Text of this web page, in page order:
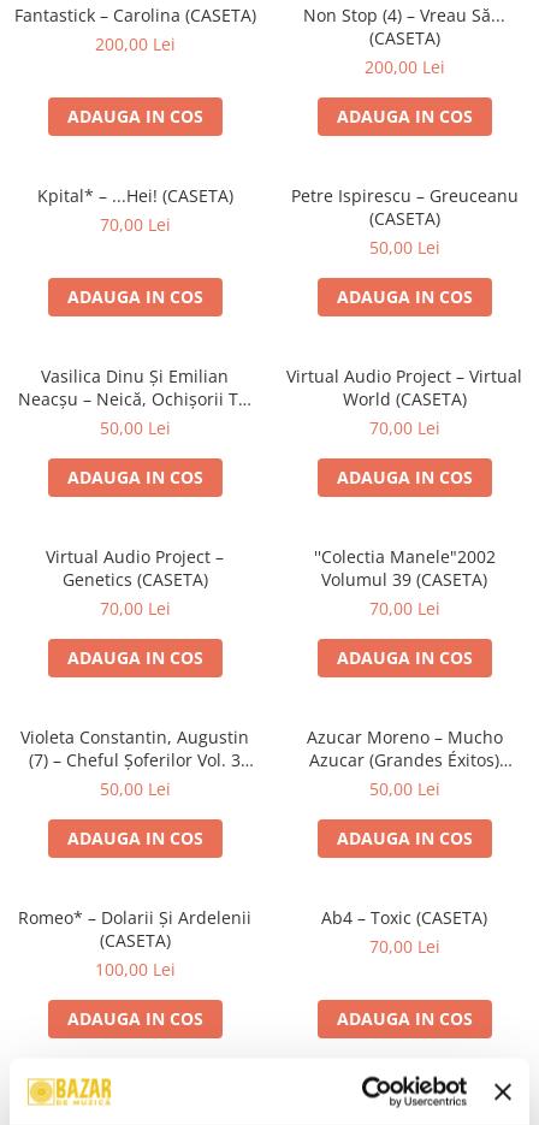
Viniluri Românești
Colecția Electrecord
Fantastick – Carolina (CASETA)
200,00 Lei
ADAUGA IN COS
Non Stop (4) – Vreau Să...
(CASETA)
200,00 Lei
ADAUGA IN COS
Kpital* – ...Hei! (CASETA)
70,00 Lei
ADAUGA IN COS
Petre Ispirescu – Greuceanu
(CASETA)
50,00 Lei
ADAUGA IN COS
Vasilica Dinu Și Emilian
Neacșu – Neică, Ochișorii Tăi
(CASETA)
50,00 Lei
ADAUGA IN COS
Virtual Audio Project – Virtual
World (CASETA)
70,00 Lei
ADAUGA IN COS
Virtual Audio Project –
Genetics (CASETA)
70,00 Lei
ADAUGA IN COS
''Colectia Manele"2002
Volumul 39 (CASETA)
70,00 Lei
ADAUGA IN COS
Violeta Constantin, Augustin
(7) – Cheful Șoferilor Vol. 3
(CASETA)
50,00 Lei
ADAUGA IN COS
Azucar Moreno – Mucho
Azucar (Grandes Éxitos)
(CASETA)
50,00 Lei
ADAUGA IN COS
Romeo* – Dolarii Și Ardelenii
(CASETA)
100,00 Lei
ADAUGA IN COS
Ab4 – Toxic (CASETA)
70,00 Lei
ADAUGA IN COS
Brahms* – Simfonia Nr.4 În
Wolfgang Amadeus Mozart –